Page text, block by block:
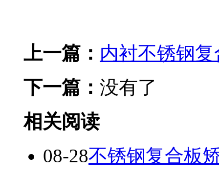
上一篇： 内衬不锈钢
下一篇： 没有了
相关阅读
08-28不锈钢复合板